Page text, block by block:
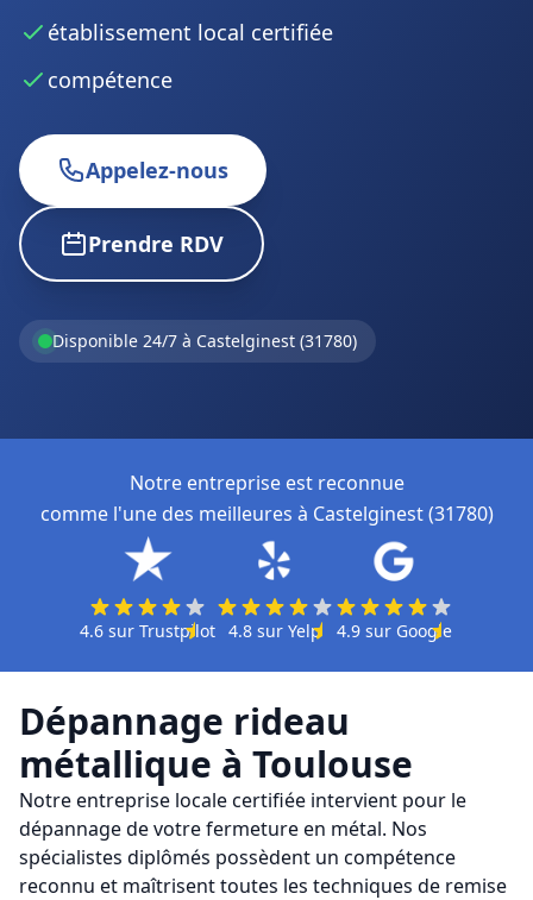
établissement local certifiée
compétence
Appelez-nous
Prendre RDV
Disponible 24/7 à Castelginest (31780)
Notre entreprise est reconnue
comme l'une des meilleures à Castelginest (31780)
4.6 sur Trustpilot 4.8 sur Yelp 4.9sur Google
Dépannage rideau
métallique à Toulouse
Notre entreprise locale certifiée intervient pour le
dépannage de votre fermeture en métal. Nos
spécialistes diplômés possèdent un compétence
reconnu et maîtrisent toutes les techniques de remise